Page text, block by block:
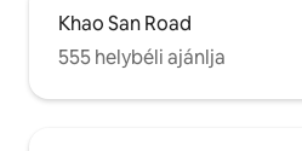
Khao San Road
555 helybéli ajánlja